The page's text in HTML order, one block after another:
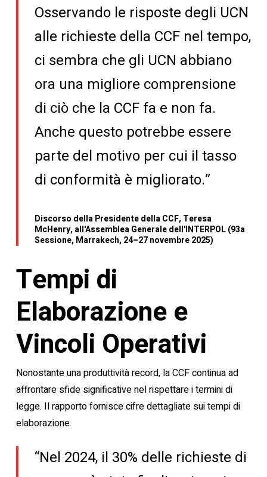
Osservando le risposte degli UCN
alle richieste della CCF nel tempo,
ci sembra che gli UCN abbiano
ora una migliore comprensione
di ciò che la CCF fa e non fa.
Anche questo potrebbe essere
parte del motivo per cui il tasso
di conformità è migliorato.”
Discorso della Presidente della CCF, Teresa
McHenry, all'Assemblea Generale dell'INTERPOL (93a
Sessione, Marrakech, 24–27 novembre 2025)
Tempi di
Elaborazione e
Vincoli Operativi
Nonostante una produttività record, la CCF continua ad
affrontare sfide significative nel rispettare i termini di
legge. Il rapporto fornisce cifre dettagliate sui tempi di
elaborazione.
“Nel 2024, il 30% delle richieste di